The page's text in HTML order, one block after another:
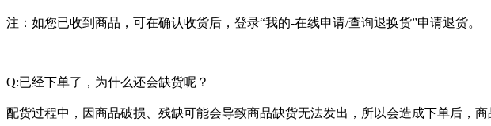
注：如您已收到商品，可在确认收货后，登录“我的-在线申请/查询退换货”申请退货。
Q:已经下单了，为什么还会缺货呢？
配货过程中，因商品破损、残缺可能会导致商品缺货无法发出，所以会造成下单后，商